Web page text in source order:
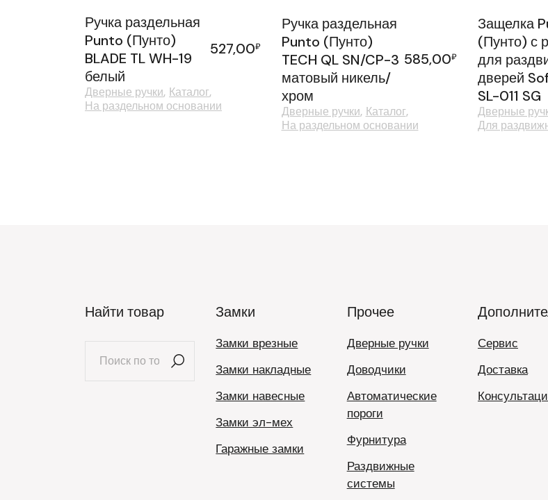
Ручка раздельная
Punto (Пунто)
BLADE TL WH-19
белый
527,00₽
Дверные ручки Каталог
На раздельном основании
Ручка раздельная
Punto (Пунто)
TECH QL SN/CP-3
матовый никель/
хром
585,00₽
Дверные ручки Каталог
На раздельном основании
Защелка
(Пунто) с
для
дверей
SL-011 SG
Дверные
Для
Найти товар Замки
Замки врезные
Замки накладные
Замки навесные
Замки эл-мех
Гаражные замки
Прочее
Дверные ручки
Доводчики
Автоматические
пороги
Фурнитура
Раздвижные
системы
Сервис
Доставка